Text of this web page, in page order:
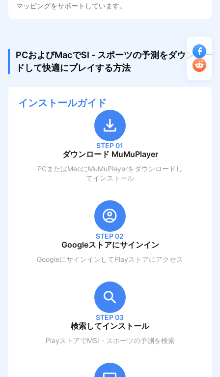
マッピングをサポートしています。
PCおよびMacでSI - スポーツの予測をダウンロー
ドして快適にプレイする方法
インストールガイド
STEP 01
ダウンロード MuMuPlayer
PCまたはMacにMuMuPlayerをダウンロードし
てインストール
STEP 02
Googleストアにサインイン
GoogleにサインインしてPlayストアにアクセス
STEP 03
検索してインストール
PlayストアでMSI - スポーツの予測を検索